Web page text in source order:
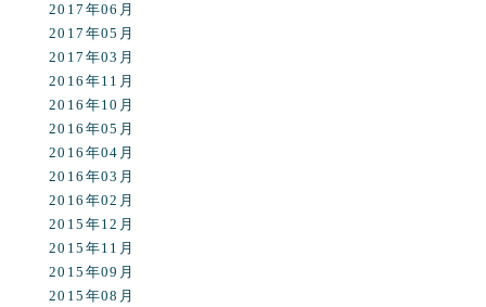
2017年06月
2017年05月
2017年03月
2016年11月
2016年10月
2016年05月
2016年04月
2016年03月
2016年02月
2015年12月
2015年11月
2015年09月
2015年08月